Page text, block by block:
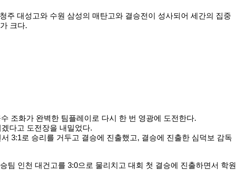
주 대성고와 수원 삼성의 매탄고와 결승전이 성사되어 세간의 집중
크다.
조화가 완벽한 팀플레이로 다시 한 번 영광에 도전한다.
다고 도전장을 내밀었다.
3:1로 승리를 거두고 결승에 진출했고, 결승에 진출한 심덕보 감독
인천 대건고를 3:0으로 물리치고 대회 첫 결승에 진출하면서 학원